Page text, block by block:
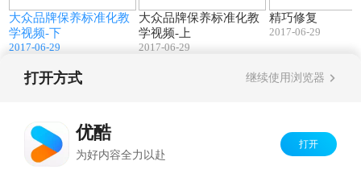
大众品牌保养标准化教
学视频-下
2017-06-29
大众品牌保养标准化教
学视频-上
2017-06-29
精巧修复
2017-06-29
打开方式 继续使用浏览器
优酷
为好内容全力以赴
打开